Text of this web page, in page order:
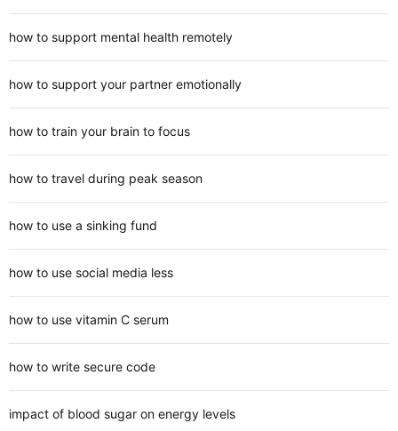
how to support mental health remotely
how to support your partner emotionally
how to train your brain to focus
how to travel during peak season
how to use a sinking fund
how to use social media less
how to use vitamin C serum
how to write secure code
impact of blood sugar on energy levels